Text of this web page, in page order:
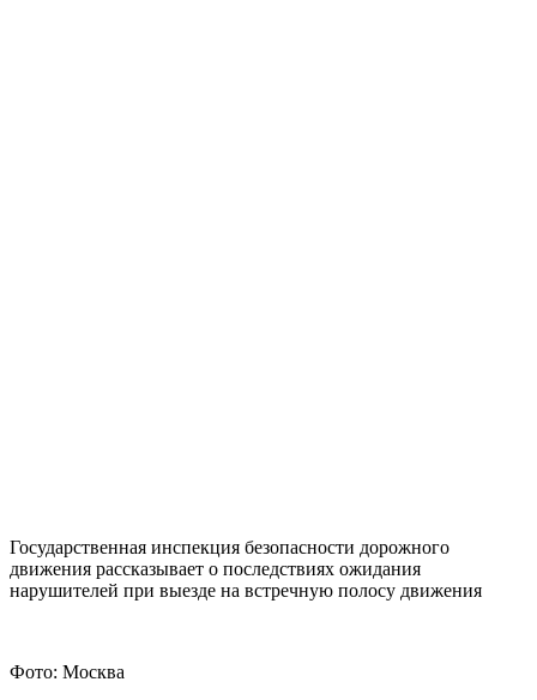
Государственная инспекция безопасности дорожного
движения рассказывает о последствиях ожидания
нарушителей при выезде на встречную полосу движения
Фото: Москва